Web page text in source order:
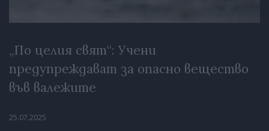
„По целия свят“: Учени
предупреждават за опасно вещество
във валежите
25.07.2025